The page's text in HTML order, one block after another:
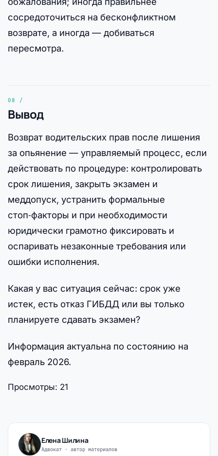
сосредоточиться на бесконфликтном
возврате, а иногда — добиваться
пересмотра.
Вывод
Возврат водительских прав после лишения
за опьянение — управляемый процесс, если
действовать по процедуре: контролировать
срок лишения, закрыть экзамен и
меддопуск, устранить формальные
стоп‑факторы и при необходимости
юридически грамотно фиксировать и
оспаривать незаконные требования или
ошибки исполнения.
Какая у вас ситуация сейчас: срок уже
истек, есть отказ ГИБДД или вы только
планируете сдавать экзамен?
Информация актуальна по состоянию на
февраль 2026.
Просмотры: 21
Елена Шилина
Адвокат · автор материалов